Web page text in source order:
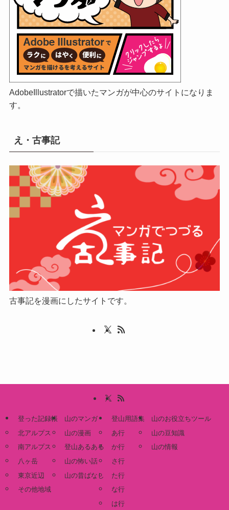
AdobeIllustratorで描いたマンガが中心のサイトになりま
す。
え・古事記
古事記を漫画にしたサイトです。
登った記録帳
北アルプス
南アルプス
八ヶ岳
東京近辺
その他地域
山のマンガ
山の漫画
登山あるある
山の怖い話
山の昔ばなし
登山用語集
あ行
か行
さ行
た行
な行
は行
山のお役立ちツール
山の豆知識
山の情報